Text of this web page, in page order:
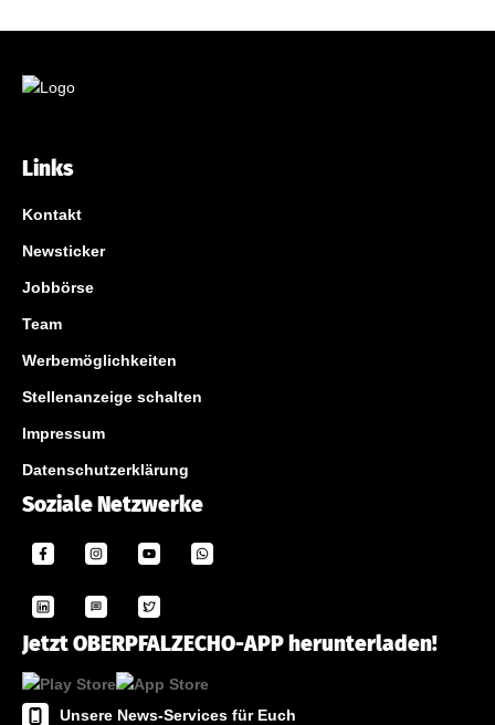
Links
Kontakt
Newsticker
Jobbörse
Team
Werbemöglichkeiten
Stellenanzeige schalten
Impressum
Datenschutzerklärung
Soziale Netzwerke
Jetzt OBERPFALZECHO-APP herunterladen!
Unsere News-Services für Euch